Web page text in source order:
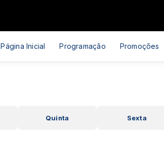
Página Inicial Programação Promoções
Quinta Sexta